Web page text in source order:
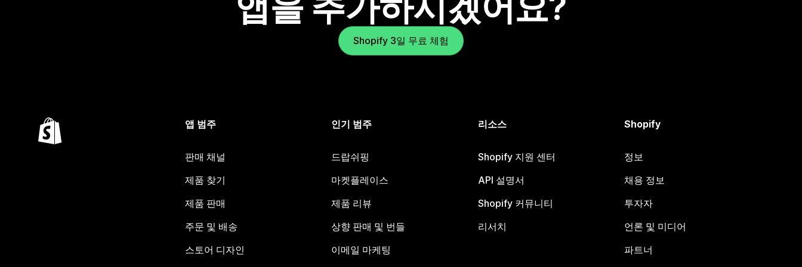
Shopify 3일 무료 체험
앱 범주
판매 채널
제품 찾기
제품 판매
주문 및 배송
스토어 디자인
인기 범주
드랍쉬핑
마켓플레이스
제품 리뷰
상향 판매 및 번들
이메일 마케팅
리소스
Shopify 지원 센터
API 설명서
Shopify 커뮤니티
리서치
Shopify
정보
채용 정보
투자자
언론 및 미디어
파트너